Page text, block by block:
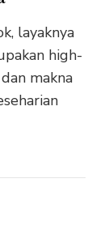
layaknya
high-
makna